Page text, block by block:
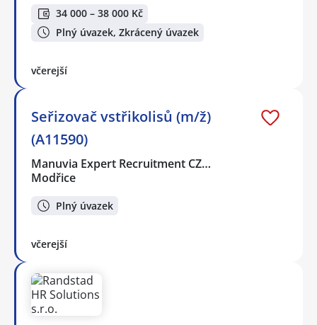
34 000 – 38 000 Kč
Plný úvazek, Zkrácený úvazek
včerejší
Seřizovač vstřikolisů (m/ž)
(A11590)
Manuvia Expert Recruitment CZ…
Modřice
Plný úvazek
včerejší